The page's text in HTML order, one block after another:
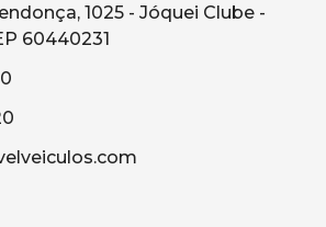
1025 - Jóquei Clube -
60440231